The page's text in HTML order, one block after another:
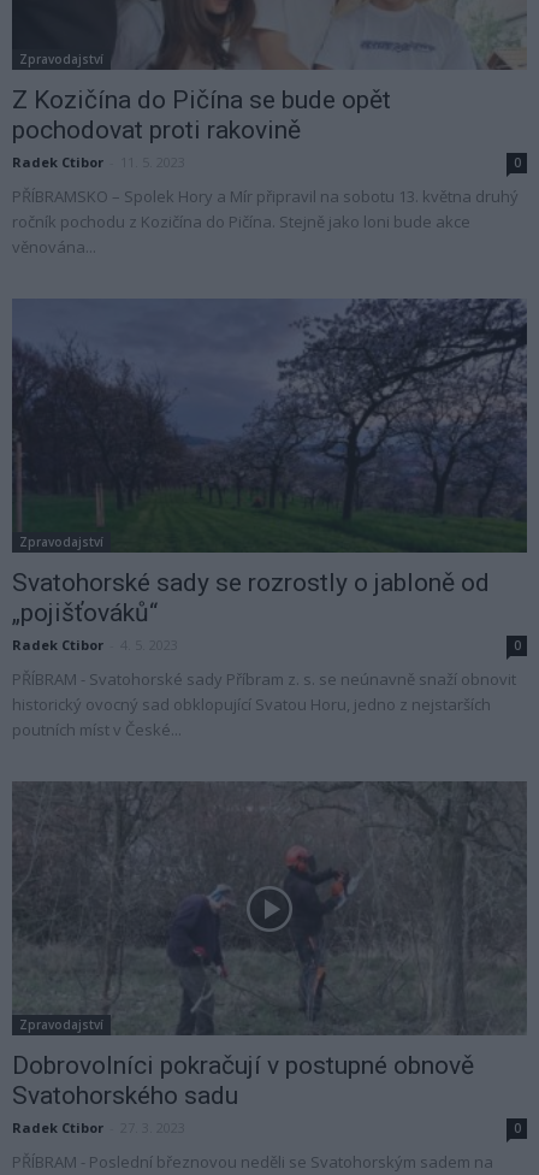
Zpravodajství
Z Kozičína do Pičína se bude opět
pochodovat proti rakovině
Radek Ctibor 0
PŘÍBRAMSKO – Spolek Hory a Mír připravil na sobotu 13. května druhý
ročník pochodu z Kozičína do Pičína. Stejně jako loni bude akce
věnována...
Zpravodajství
Svatohorské sady se rozrostly o jabloně od
„pojišťováků“
Radek Ctibor 0
PŘÍBRAM - Svatohorské sady Příbram z. s. se neúnavně snaží obnovit
historický ovocný sad obklopující Svatou Horu, jedno z nejstarších
poutních míst v České...
Zpravodajství
Dobrovolníci pokračují v postupné obnově
Svatohorského sadu
Radek Ctibor 0
PŘÍBRAM - Poslední březnovou neděli se Svatohorským sadem na